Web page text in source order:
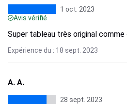
1 oct. 2023
Avis vérifié
Super tableau très original comme
Expérience du : 18 sept. 2023
A. A.
28 sept. 2023